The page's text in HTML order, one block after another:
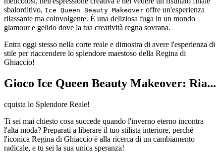
sbalorditivo, Ice Queen Beauty Makeover offre un'esperienza
rilassante ma coinvolgente. È una deliziosa fuga in un mondo
glamour e gelido dove la tua creatività regna sovrana.
Entra oggi stesso nella corte reale e dimostra di avere l'esperienza di
stile per riaccendere lo splendore maestoso della Regina di
Ghiaccio!
Gioco Ice Queen Beauty Makeover: Ria...
cquista lo Splendore Reale!
Ti sei mai chiesto cosa succede quando l'inverno eterno incontra
l'alta moda? Preparati a liberare il tuo stilista interiore, perché
l'iconica Regina di Ghiaccio è alla ricerca di un cambiamento
radicale, e tu sei la sua unica speranza!